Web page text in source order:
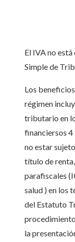
El IVA no
Simple de
Los
régimen
tributario en
financiersos
no estar
título de
parafiscales
salud ) en los
del Estatuto
la